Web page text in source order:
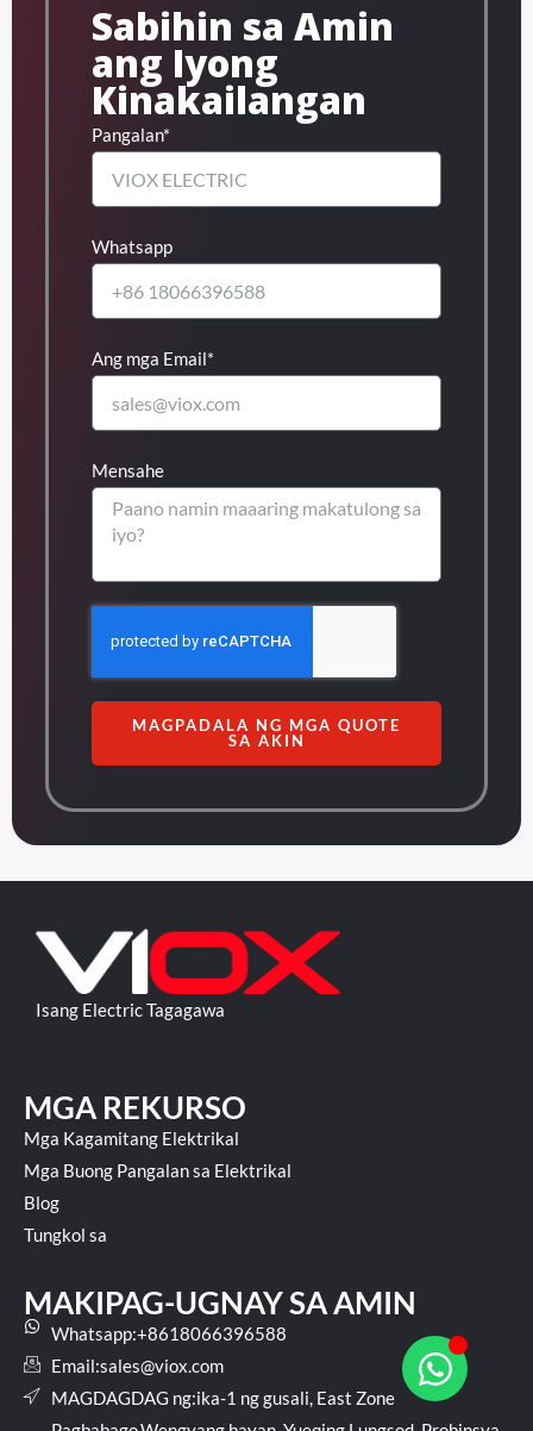
Sabihin sa Amin
ang Iyong
Kinakailangan
Pangalan*
Whatsapp
Ang mga Email*
Mensahe
MAGPADALA NG MGA QUOTE
SA AKIN
Isang Electric Tagagawa
MGA REKURSO
Mga Kagamitang Elektrikal
Mga Buong Pangalan sa Elektrikal
Blog
Tungkol sa
MAKIPAG-UGNAY SA AMIN
Whatsapp:+8618066396588
Email:sales@viox.com
MAGDAGDAG ng:ika-1 ng gusali, East Zone